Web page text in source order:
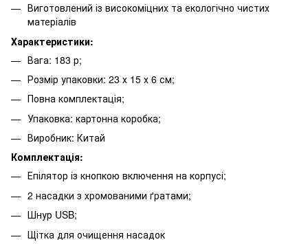
Виготовлений із високоміцних та екологічно чистих
матеріалів
Характеристики:
Вага: 183 р;
Розмір упаковки: 23 х 15 х 6 см;
Повна комплектація;
Упаковка: картонна коробка;
Виробник: Китай
Комплектація:
Епілятор із кнопкою включення на корпусі;
2 насадки з хромованими ґратами;
Шнур USB;
Щітка для очищення насадок